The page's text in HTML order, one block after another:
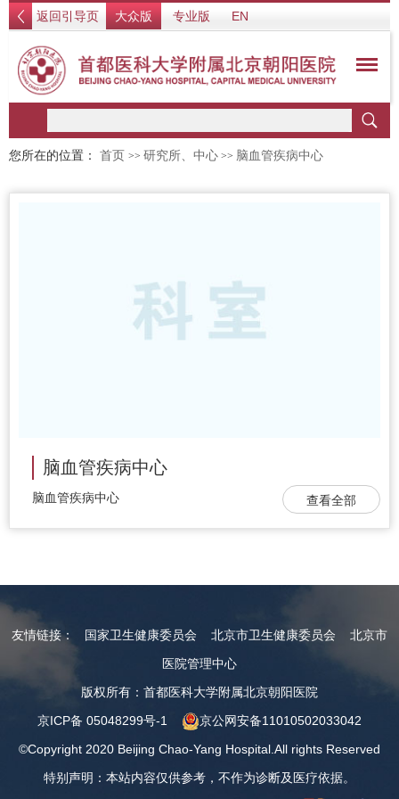
返回引导页 大众版 专业版 EN
您所在的位置： 首页 >> 研究所、中心 >> 脑血管疾病中心
脑血管疾病中心
脑血管疾病中心 查看全部
友情链接： 国家卫生健康委员会 北京市卫生健康委员会
北京市
医院管理中心
版权所有：首都医科大学附属北京朝阳医院
京ICP备 05048299号-1
京公网安备11010502033042
©Copyright 2020 Beijing Chao-Yang Hospital.All rights Reserved
特别声明：本站内容仅供参考，不作为诊断及医疗依据。